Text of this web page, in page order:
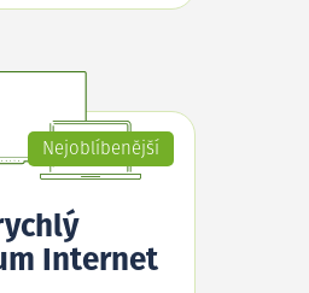
Nejoblíbenější
Internet